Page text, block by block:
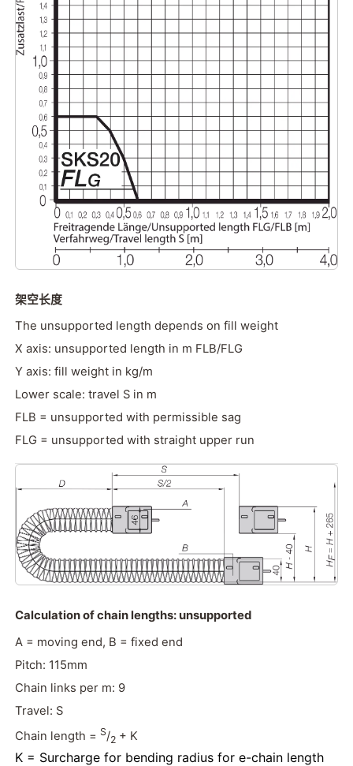
架空长度
The unsupported length depends on fill weight
X axis: unsupported length in m FLB/FLG
Y axis: fill weight in kg/m
Lower scale: travel S in m
FLB = unsupported with permissible sag
FLG = unsupported with straight upper run
Calculation of chain lengths: unsupported
A = moving end, B = fixed end
Pitch: 115mm
Chain links per m: 9
Travel: S
Chain length = S/2 + K
K = Surcharge for bending radius for e-chain length